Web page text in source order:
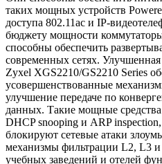
таких мощных устройств
доступа 802.11ac и IP-
бюджету мощности
способны обеспечить
современных сетях. Улучшенная
Zyxel XGS2210/GS2210 Series
усовершенствованные
улучшение передаче по
данных. Такие мощные
DHCP snooping и ARP
блокируют сетевые атаки
механизмы фильтрации L2, L3
учебных заведений и отелей